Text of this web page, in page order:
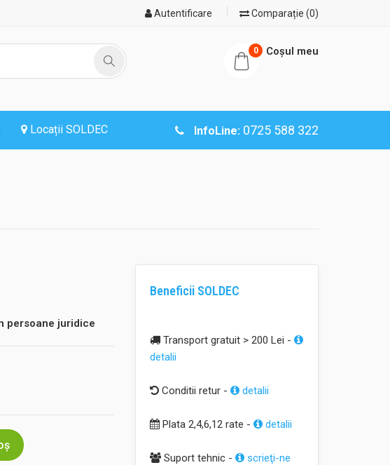
Autentificare Comparație (0)
0 Coşul meu
InfoLine: 0725 588 322
Locații SOLDEC
persoane juridice
Beneficii SOLDEC
Transport gratuit > 200 Lei -
detalii
Conditii retur - detalii
Plata 2,4,6,12 rate - detalii
Suport tehnic - scrieţi-ne